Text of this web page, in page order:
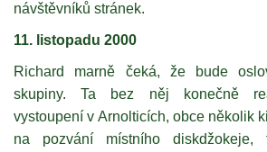
návštěvníků stránek.
11. listopadu 2000
Richard marně čeká, že bude
skupiny. Ta bez něj konečně
vystoupení v Arnolticích, obce několik
na pozvání místního diskdžokeje,